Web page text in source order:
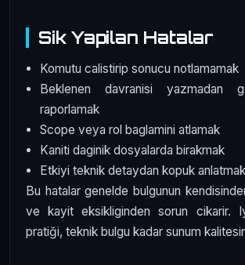
Sik Yapilan Hatalar
Komutu calistirip sonucu notlamamak
Beklenen davranisi yazmadan
raporlamak
Scope veya rol baglamini atlamak
Kaniti daginik dosyalarda birakmak
Etkiyi teknik detaydan kopuk anlatmak
Bu hatalar genelde bulgunun
ve kayit eksikliginden sorun cikarir.
pratiği, teknik bulgu kadar sunum